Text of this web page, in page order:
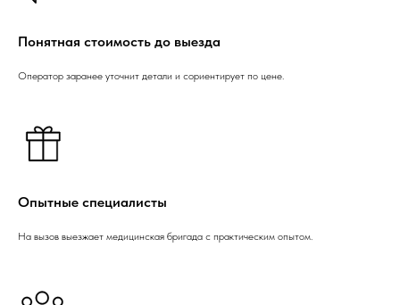
Понятная стоимость до выезда
Оператор заранее уточнит детали и сориентирует по цене.
Опытные специалисты
На вызов выезжает медицинская бригада с практическим опытом.